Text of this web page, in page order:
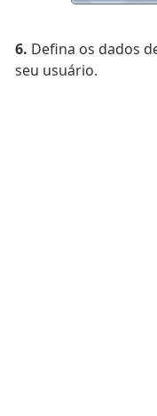
6. Defina os dados
seu usuário.